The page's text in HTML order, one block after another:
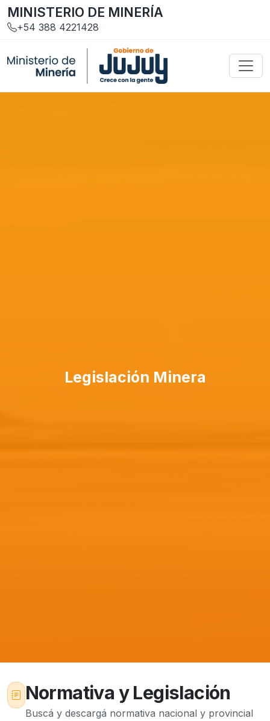
MINISTERIO DE MINERÍA
+54 388 4221428
Legislación Minera
Normativa y Legislación
Buscá y descargá normativa nacional y provincial